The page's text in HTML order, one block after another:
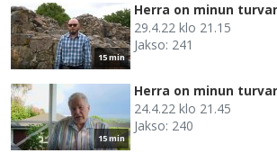
15 min
Herra on minun
29.4.22 klo 21.15
Jakso: 241
15 min
Herra on minun
24.4.22 klo 21.45
Jakso: 240